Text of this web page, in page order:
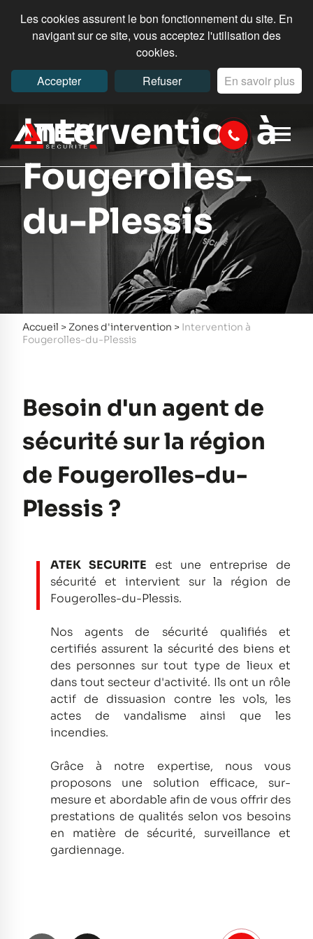
Les cookies assurent le bon fonctionnement du site. En
navigant sur ce site, vous acceptez l'utilisation des
cookies.
Accepter
Refuser En savoir plus
Intervention à
Fougerolles-
du-Plessis
Accueil > Zones d'intervention > Intervention à
Fougerolles-du-Plessis
Besoin d'un agent de
sécurité sur la région
de Fougerolles-du-
Plessis ?
ATEK SECURITE est une entreprise de
sécurité et intervient sur la région de
Fougerolles-du-Plessis.
Nos agents de sécurité qualifiés et
certifiés assurent la sécurité des biens et
des personnes sur tout type de lieux et
dans tout secteur d'activité. Ils ont un rôle
actif de dissuasion contre les vols, les
actes de vandalisme ainsi que les
incendies.
Grâce à notre expertise, nous vous
proposons une solution efficace, sur-
mesure et abordable afin de vous offrir des
prestations de qualités selon vos besoins
en matière de sécurité, surveillance et
gardiennage.